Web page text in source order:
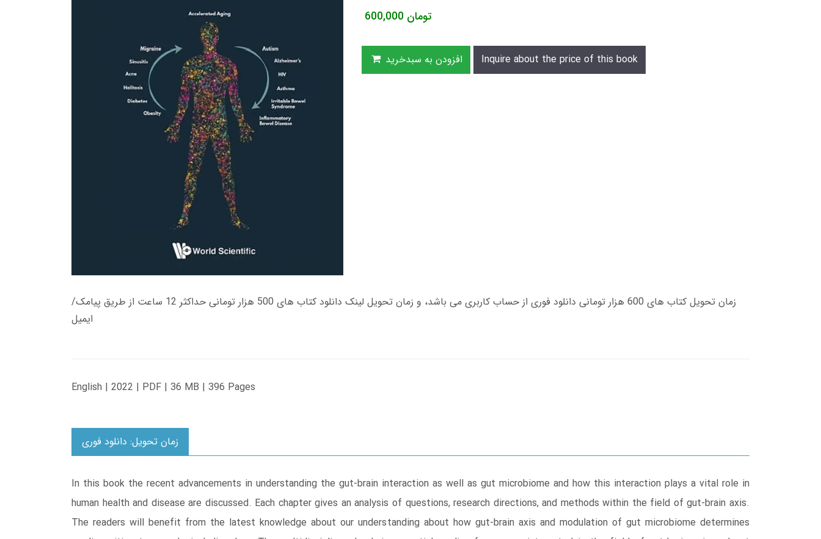
600,000 تومان
افزودن به سبدخرید Inquire about the price of this book
زمان تحویل کتاب های 600 هزار تومانی دانلود فوری از حساب کاربری می باشد، و زمان تحویل لینک دانلود کتاب های 500 هزار تومانی حداکثر 12 ساعت از طریق پیامک/
ایمیل
English | 2022 | PDF | 36 MB | 396 Pages
زمان تحویل: دانلود فوری
In this book the recent advancements in understanding the gut-brain interaction as well as gut microbiome and how this interaction plays a vital role in
human health and disease are discussed. Each chapter gives an analysis of questions, research directions, and methods within the field of gut-brain axis.
The readers will benefit from the latest knowledge about our understanding about how gut-brain axis and modulation of gut microbiome determines